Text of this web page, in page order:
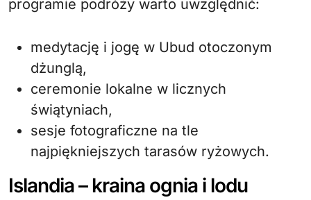
programie podróży warto uwzględnić:
medytację i jogę w Ubud otoczonym
dżunglą,
ceremonie lokalne w licznych
świątyniach,
sesje fotograficzne na tle
najpiękniejszych tarasów ryżowych.
Islandia – kraina ognia i lodu